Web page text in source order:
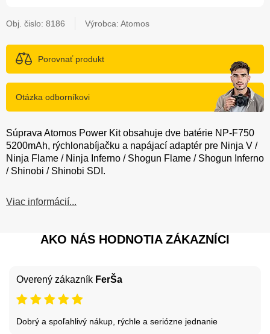
Obj. čislo: 8186 Výrobca: Atomos
Porovnať produkt
Otázka odborníkovi
Súprava Atomos Power Kit obsahuje dve batérie NP-F750
5200mAh, rýchlonabíjačku a napájací adaptér pre Ninja V /
Ninja Flame / Ninja Inferno / Shogun Flame / Shogun Inferno
/ Shinobi / Shinobi SDI.
Viac informácií...
AKO NÁS HODNOTIA ZÁKAZNÍCI
Overený zákazník FerŠa
Dobrý a spoľahlivý nákup, rýchle a seriózne jednanie